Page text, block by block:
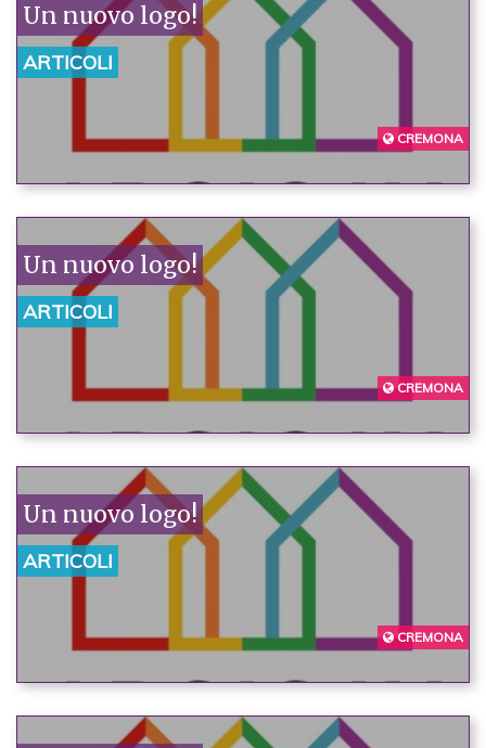
Un nuovo logo!
ARTICOLI
CREMONA
Un nuovo logo!
ARTICOLI
CREMONA
Un nuovo logo!
ARTICOLI
CREMONA